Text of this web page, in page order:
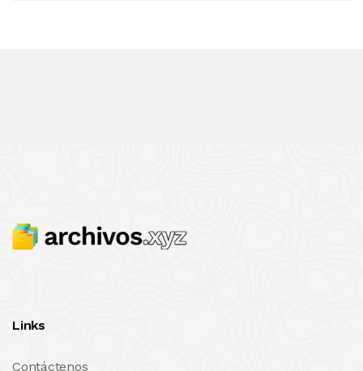
Links
Contáctenos